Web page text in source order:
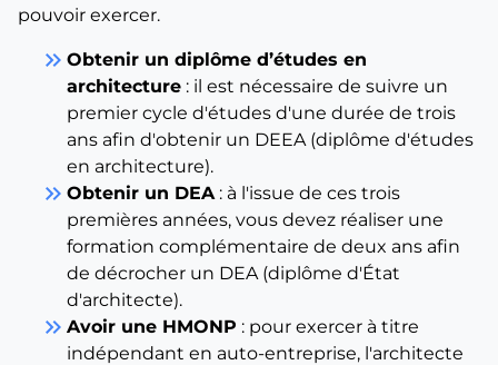
pouvoir exercer.
keyboard_double_arrow_right Obtenir un diplôme d’études en
architecture : il est nécessaire de suivre un
premier cycle d'études d'une durée de trois
ans afin d'obtenir un DEEA (diplôme d'études
en architecture).
keyboard_double_arrow_right Obtenir un DEA : à l'issue de ces trois
premières années, vous devez réaliser une
formation complémentaire de deux ans afin
de décrocher un DEA (diplôme d'État
d'architecte).
keyboard_double_arrow_right Avoir une HMONP : pour exercer à titre
indépendant en auto-entreprise, l'architecte